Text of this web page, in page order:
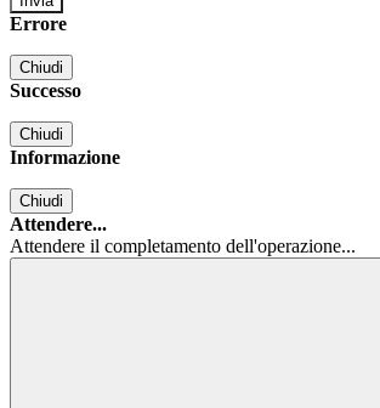
Errore
Chiudi
Successo
Chiudi
Informazione
Chiudi
Attendere...
Attendere il completamento dell'operazione...